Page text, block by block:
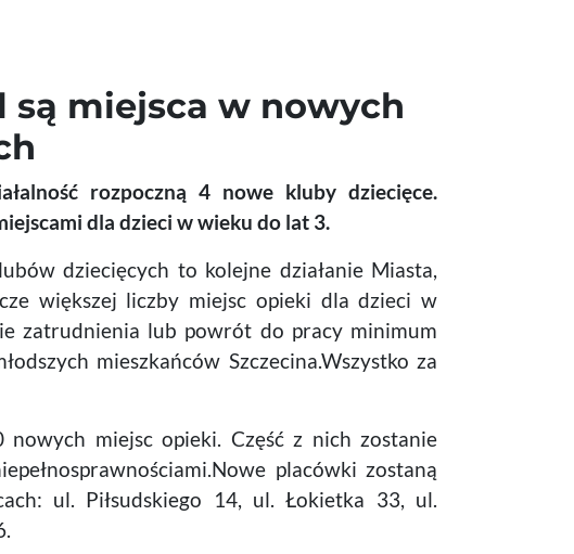
są miejsca w nowych
rozpoczną 4 nowe kluby dziecięce.
dla dzieci w wieku do lat 3.
dziecięcych to kolejne działanie Miasta,
większej liczby miejsc opieki dla dzieci w
zatrudnienia lub powrót do pracy minimum
mieszkańców Szczecina.Wszystko za
miejsc opieki. Część z nich zostanie
placówki zostaną
ul. Piłsudskiego 14, ul. Łokietka 33, ul.